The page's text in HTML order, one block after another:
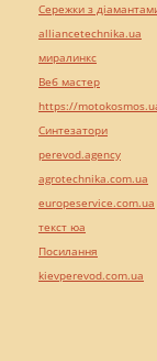
Сережки з
alliancetechnika.ua
миралинкс
Веб мастер
https://
Синтезатори
perevod.agency
agrotechnika.com.ua
europeservice.com.ua
текст юа
Посилання
kievperevod.com.ua